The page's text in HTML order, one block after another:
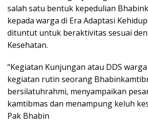
salah satu bentuk kepedulian
kepada warga di Era Adaptasi
dituntut untuk beraktivitas sesuai
Kesehatan.
“Kegiatan Kunjungan atau DDS
kegiatan rutin seorang
bersilatuhrahmi, menyampaikan
kamtibmas dan menampung keluh
Pak Bhabin